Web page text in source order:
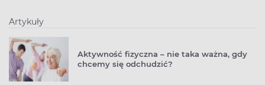
Artykuły
Aktywność fizyczna – nie taka ważna, gdy
chcemy się odchudzić?